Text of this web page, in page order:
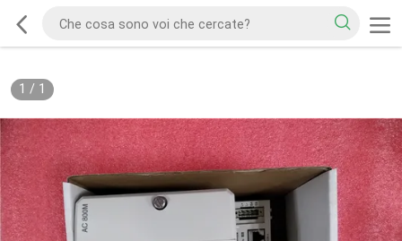
1 / 1